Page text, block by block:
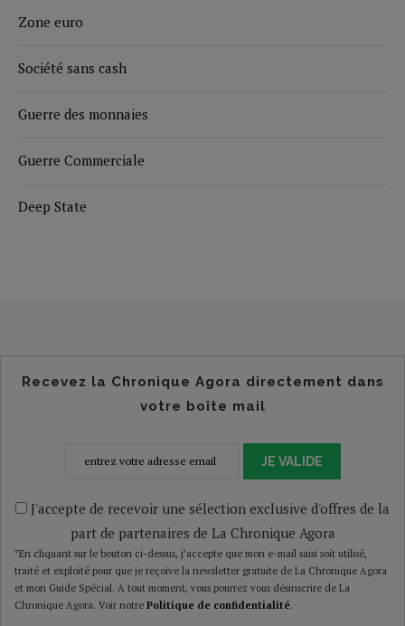
Zone euro
Société sans cash
Guerre des monnaies
Guerre Commerciale
Deep State
Recevez la Chronique Agora directement dans
votre boîte mail
JE VALIDE
J'accepte de recevoir une sélection exclusive d'offres de la
part de partenaires de La Chronique Agora
*En cliquant sur le bouton ci-dessus, j’accepte que mon e-mail saisi soit utilisé,
traité et exploité pour que je reçoive la newsletter gratuite de La Chronique Agora
et mon Guide Spécial. A tout moment, vous pourrez vous désinscrire de La
Chronique Agora. Voir notre Politique de confidentialité.